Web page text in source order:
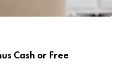
Cash or Free